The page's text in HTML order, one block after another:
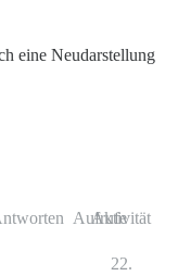
eine Neudarstellung
Aufrufe
Aktivität
22.